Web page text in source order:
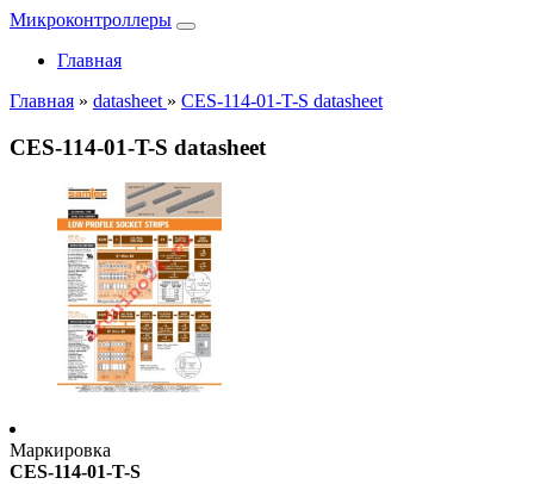
Микроконтроллеры
Главная
Главная » datasheet » CES-114-01-T-S datasheet
CES-114-01-T-S datasheet
Маркировка
CES-114-01-T-S